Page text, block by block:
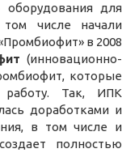
оборудования для
числе начали
в 2008
(инновационно-
которые
работу. Так, ИПК
доработками и
в том числе и
полностью